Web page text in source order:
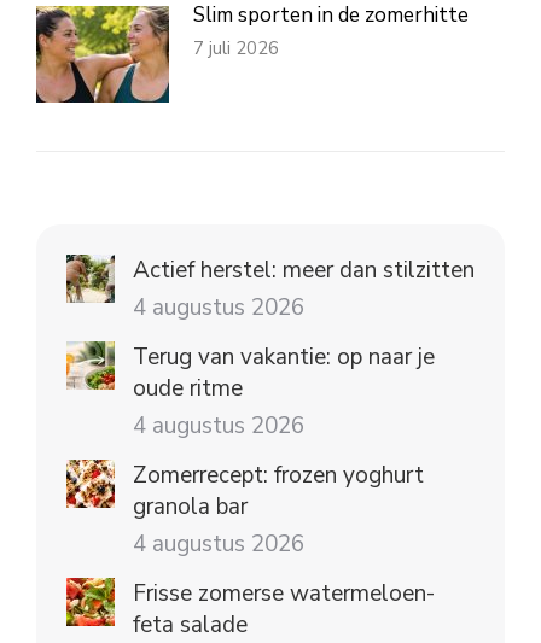
Slim sporten in de zomerhitte
7 juli 2026
Actief herstel: meer dan stilzitten
4 augustus 2026
Terug van vakantie: op naar je
oude ritme
4 augustus 2026
Zomerrecept: frozen yoghurt
granola bar
4 augustus 2026
Frisse zomerse watermeloen-
feta salade